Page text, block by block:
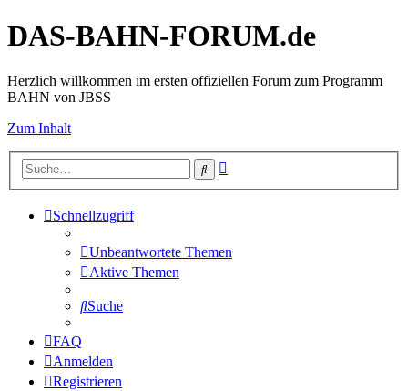
DAS-BAHN-FORUM.de
Herzlich willkommen im ersten offiziellen Forum zum Programm
BAHN von JBSS
Zum Inhalt
Suche
Schnellzugriff
Unbeantwortete Themen
Aktive Themen
Suche
FAQ
Anmelden
Registrieren